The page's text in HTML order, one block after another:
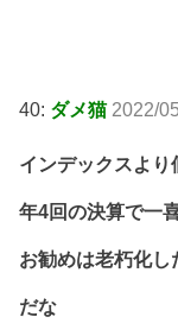
40: ダメ猫 2022/
インデックスよ
年4回の決算で一
お勧めは老朽化
だな